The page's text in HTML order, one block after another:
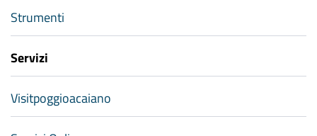
Strumenti
Servizi
Visitpoggioacaiano